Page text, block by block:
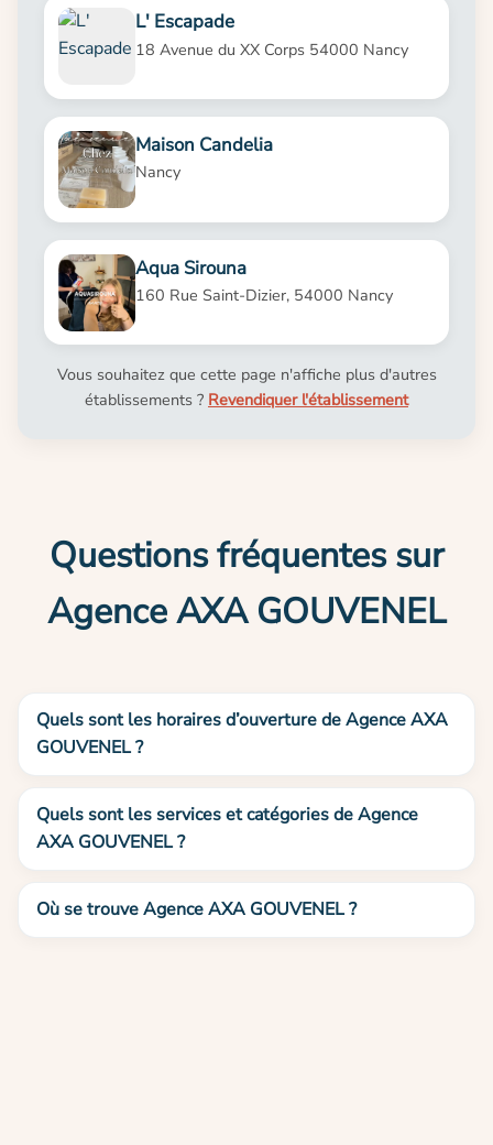
L' Escapade
18 Avenue du XX Corps 54000 Nancy
Maison Candelia
Nancy
Aqua Sirouna
160 Rue Saint-Dizier, 54000 Nancy
Vous souhaitez que cette page n'affiche plus d'autres
établissements ? Revendiquer l'établissement
Questions fréquentes sur
Agence AXA GOUVENEL
Quels sont les horaires d’ouverture de Agence AXA
GOUVENEL ?
Quels sont les services et catégories de Agence
AXA GOUVENEL ?
Où se trouve Agence AXA GOUVENEL ?